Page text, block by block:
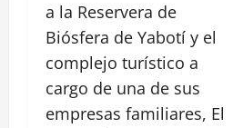
a la Reservera de
Biósfera de Yabotí y el
complejo turístico a
cargo de una de sus
empresas familiares, El